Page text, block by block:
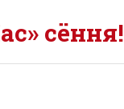
сёння!